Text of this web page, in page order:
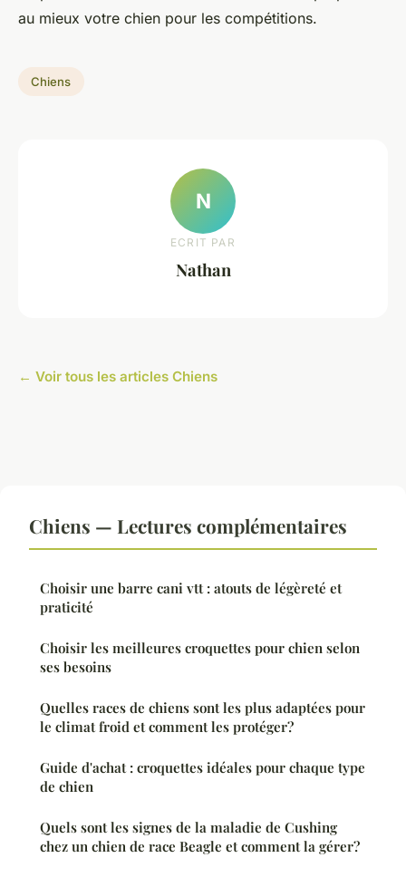
au mieux votre chien pour les compétitions.
Chiens
N
ECRIT PAR
Nathan
← Voir tous les articles Chiens
Chiens — Lectures complémentaires
Choisir une barre cani vtt : atouts de légèreté et
praticité
Choisir les meilleures croquettes pour chien selon
ses besoins
Quelles races de chiens sont les plus adaptées pour
le climat froid et comment les protéger?
Guide d'achat : croquettes idéales pour chaque type
de chien
Quels sont les signes de la maladie de Cushing
chez un chien de race Beagle et comment la gérer?